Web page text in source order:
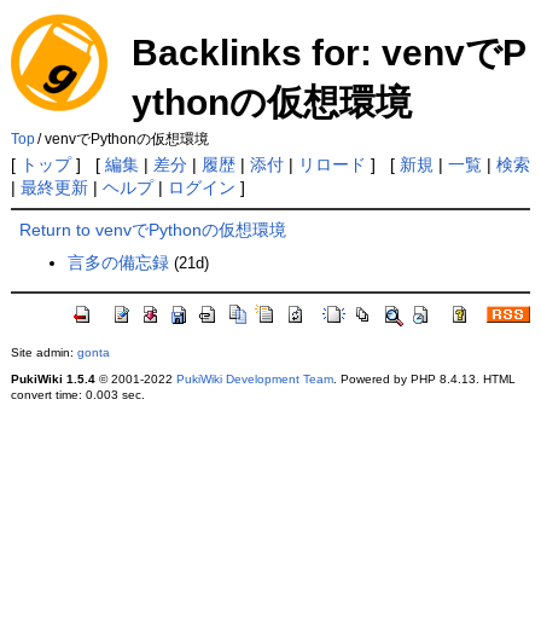
Backlinks for: venvでP
ythonの仮想環境
Top/ venvでPythonの仮想環境
[ トップ] [ 編集| 差分| 履歴| 添付| リロード ] [ 新規 | 一覧| 検索
| 最終更新| ヘルプ| ログイン ]
Return to venvでPythonの仮想環境
言多の備忘録 (21d)
Site admin: gonta
PukiWiki 1.5.4© 2001-2022 PukiWiki Development Team. Powered by PHP 8.4.13. HTML
convert time: 0.003 sec.